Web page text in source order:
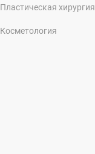
Пластическая хирургия
Косметология